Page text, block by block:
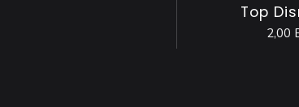
Top
2,00